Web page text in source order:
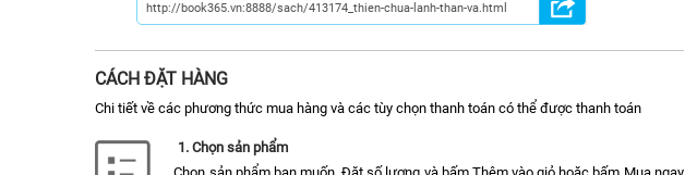
CÁCH ĐẶT HÀNG
Chi tiết về các phương thức mua hàng và các tùy chọn thanh toán có thể được thanh toán
1. Chọn sản phẩm